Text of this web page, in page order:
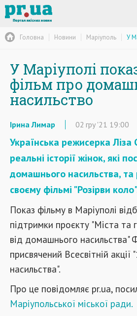
Головна Новини Маріуполь У
У Маріуполі
фільм про
насильство
Ірина Лимар 02 гру '21 19:00
Українська режисерка Ліза
реальні історії жінок, які
домашнього насильства, та
своєму фільмі "Розірви
Показ фільму в Маріуполі
підтримки проєкту "Міста та
від домашнього насильства"
присвячений Всесвітній акції
насильства".
Про це повідомляє pr.ua,
Маріупольської міської ради.